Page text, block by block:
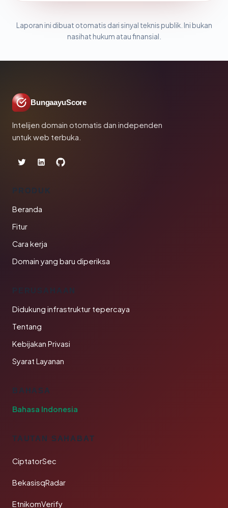
Laporan ini dibuat otomatis dari sinyal teknis publik. Ini bukan
nasihat hukum atau finansial.
BungaayuScore
Intelijen domain otomatis dan independen
untuk web terbuka.
PRODUK
Beranda
Fitur
Cara kerja
Domain yang baru diperiksa
PERUSAHAAN
Didukung infrastruktur tepercaya
Tentang
Kebijakan Privasi
Syarat Layanan
BAHASA
Bahasa Indonesia
TAUTAN SAHABAT
CiptatorSec
BekasisqRadar
EtnikomVerify